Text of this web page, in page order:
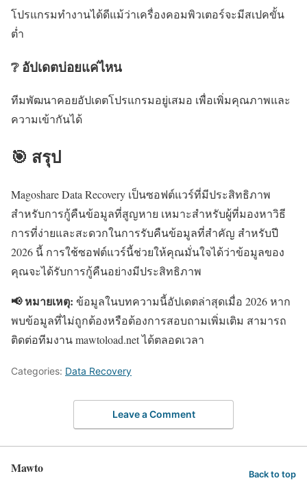
โปรแกรมทำงานได้ดีแม้ว่าเครื่องคอมพิวเตอร์จะมีสเปคขั้น
ต่ำ
❔ อัปเดตบ่อยแค่ไหน
ทีมพัฒนาคอยอัปเดตโปรแกรมอยู่เสมอ เพื่อเพิ่มคุณภาพและ
ความเข้ากันได้
🎯 สรุป
Magoshare Data Recovery เป็นซอฟต์แวร์ที่มีประสิทธิภาพ
สำหรับการกู้คืนข้อมูลที่สูญหาย เหมาะสำหรับผู้ที่มองหาวิธี
การที่ง่ายและสะดวกในการรับคืนข้อมูลที่สำคัญ สำหรับปี
2026 นี้ การใช้ซอฟต์แวร์นี้ช่วยให้คุณมั่นใจได้ว่าข้อมูลของ
คุณจะได้รับการกู้คืนอย่างมีประสิทธิภาพ
📢 หมายเหตุ: ข้อมูลในบทความนี้อัปเดตล่าสุดเมื่อ 2026 หาก
พบข้อมูลที่ไม่ถูกต้องหรือต้องการสอบถามเพิ่มเติม สามารถ
ติดต่อทีมงาน mawtoload.net ได้ตลอดเวลา
Categories: Data Recovery
Leave a Comment
Mawto Back to top